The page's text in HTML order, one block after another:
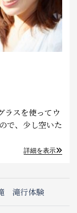
ラスを使ってウ
で、少し空いた
詳細を表示
滝行体験